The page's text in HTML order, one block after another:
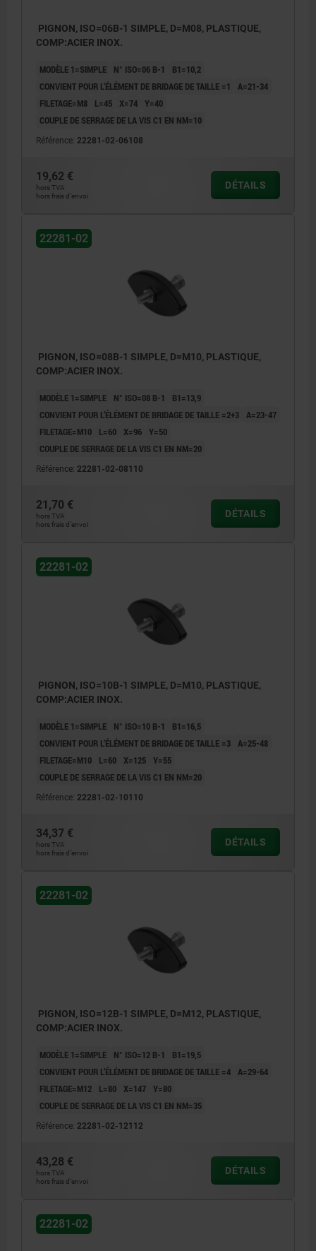
PIGNON, ISO=06B-1 SIMPLE, D=M08, PLASTIQUE,
COMP:ACIER INOX.
MODÈLE 1=SIMPLE N° ISO=06 B-1
B1=10,2
CONVIENT POUR L’ÉLÉMENT DE BRIDAGE DE TAILLE =1
A=21-34
FILETAGE=M8
L=45 X=74 Y=40
COUPLE DE SERRAGE DE LA VIS C1 EN NM=10
Référence: 22281-02-06108
19,62 €
hors TVA
hors frais d’envoi
DÉTAILS
22281-02
PIGNON, ISO=08B-1 SIMPLE, D=M10, PLASTIQUE,
COMP:ACIER INOX.
MODÈLE 1=SIMPLE N° ISO=08 B-1
B1=13,9
CONVIENT POUR L’ÉLÉMENT DE BRIDAGE DE TAILLE =2+3 A=23-47
FILETAGE=M10
L=60 X=96 Y=50
COUPLE DE SERRAGE DE LA VIS C1 EN NM=20
Référence: 22281-02-08110
21,70 €
hors TVA
hors frais d’envoi
DÉTAILS
22281-02
PIGNON, ISO=10B-1 SIMPLE, D=M10, PLASTIQUE,
COMP:ACIER INOX.
MODÈLE 1=SIMPLE N° ISO=10 B-1
B1=16,5
CONVIENT POUR L’ÉLÉMENT DE BRIDAGE DE TAILLE =3 A=25-48
FILETAGE=M10
L=60 X=125 Y=55
COUPLE DE SERRAGE DE LA VIS C1 EN NM=20
Référence: 22281-02-10110
34,37 €
hors TVA
hors frais d’envoi
DÉTAILS
22281-02
PIGNON, ISO=12B-1 SIMPLE, D=M12, PLASTIQUE,
COMP:ACIER INOX.
MODÈLE 1=SIMPLE N° ISO=12 B-1
B1=19,5
CONVIENT POUR L’ÉLÉMENT DE BRIDAGE DE TAILLE =4 A=29-64
FILETAGE=M12
L=80 X=147 Y=80
COUPLE DE SERRAGE DE LA VIS C1 EN NM=35
Référence: 22281-02-12112
43,28 €
hors TVA
hors frais d’envoi
DÉTAILS
22281-02